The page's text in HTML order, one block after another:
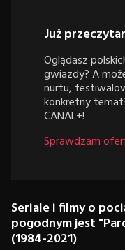
Już
Oglądasz
gwiazdy? A
nurtu,
konkretny
CANAL+!
Sprawdzam
Seriale i filmy o
pogodnym jest
(1984-2021)